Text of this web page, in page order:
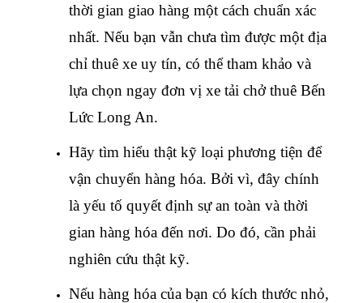
thời gian giao hàng một cách chuẩn xác
nhất. Nếu bạn vẫn chưa tìm được một địa
chỉ thuê xe uy tín, có thể tham khảo và
lựa chọn ngay đơn vị xe tải chở thuê Bến
Lức Long An.
Hãy tìm hiểu thật kỹ loại phương tiện để
vận chuyển hàng hóa. Bởi vì, đây chính
là yếu tố quyết định sự an toàn và thời
gian hàng hóa đến nơi. Do đó, cần phải
nghiên cứu thật kỹ.
Nếu hàng hóa của bạn có kích thước nhỏ,